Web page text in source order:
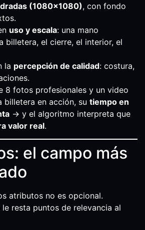
(1080×1080), con fondo
uso y escala: una mano
billetera, el cierre, el interior, el
la percepción de calidad: costura,
8 fotos profesionales y un video
en acción, su tiempo en
→ y el algoritmo interpreta que
valor real.
el campo más
atributos no es opcional.
resta puntos de relevancia al